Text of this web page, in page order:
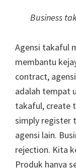
Business
Agensi takaful
membantu
contract,
adalah tempat
takaful, create
simply register
agensi lain.
rejection. Kita
Produk hanya